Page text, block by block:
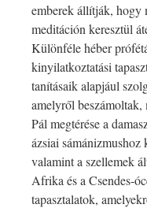
emberek állítják, hogy
meditáción keresztül
Különféle héber
kinyilatkoztatási
tanításaik alapjául
amelyről beszámoltak,
Pál megtérése a
ázsiai sámánizmushoz
valamint a szellemek
Afrika és a Csendes-
tapasztalatok,